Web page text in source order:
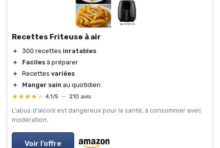
Recettes Friteuse à air
＋ 300 recettes inratables
＋
Faciles à préparer
＋
Recettes variées
＋
Manger sain au quotidien
★★★★★
★★★★★ 4,1/5 — 210 avis
L'abus d'alcool est dangereux pour la santé, à consommer avec
modération.
Voir l'offre